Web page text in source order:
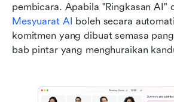
pembicara. Apabila "Ringkasan AI"
Mesyuarat AI boleh secara
komitmen yang dibuat semasa
bab pintar yang menghuraikan